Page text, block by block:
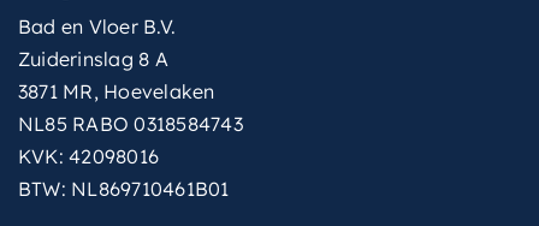
Bad en Vloer B.V.
Zuiderinslag 8 A
3871 MR, Hoevelaken
NL85 RABO 0318584743
KVK: 42098016
BTW: NL869710461B01